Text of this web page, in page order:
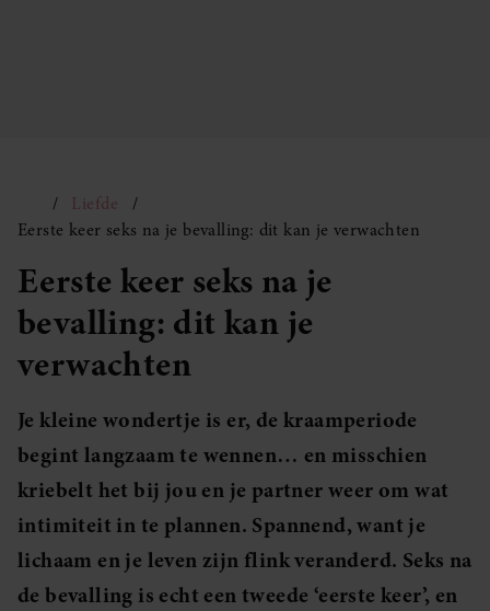
Liefde
Eerste keer seks na je bevalling: dit kan je verwachten
Eerste keer seks na je
bevalling: dit kan je
verwachten
Je kleine wondertje is er, de kraamperiode
begint langzaam te wennen… en misschien
kriebelt het bij jou en je partner weer om wat
intimiteit in te plannen. Spannend, want je
lichaam en je leven zijn flink veranderd. Seks na
de bevalling is echt een tweede ‘eerste keer’, en